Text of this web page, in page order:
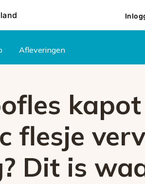
Afleveringen
flesje
Dit is